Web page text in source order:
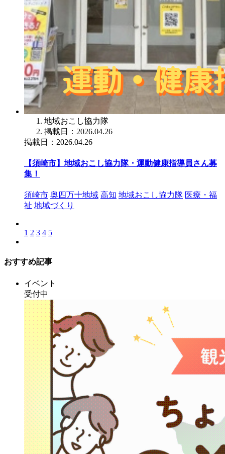
地域おこし協力隊
掲載日：2026.04.26
掲載日：2026.04.26
【須崎市】地域おこし協力隊・運動健康指導員さん募
集！
須崎市 奥四万十地域 高知 地域おこし協力隊 医療・福
祉 地域づくり
1 2 3 4 5
おすすめ記事
イベント
受付中